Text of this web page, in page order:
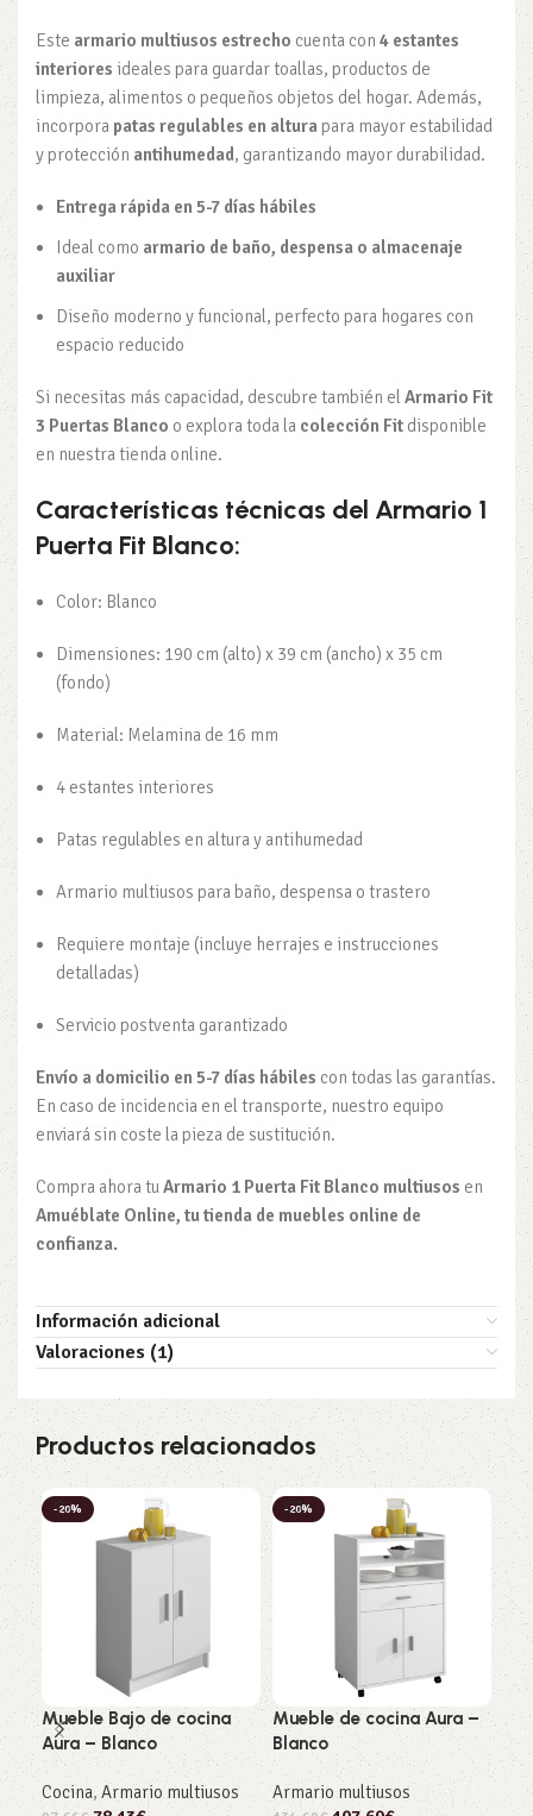
Este armario multiusos estrecho cuenta con 4 estantes
interiores ideales para guardar toallas, productos de
limpieza, alimentos o pequeños objetos del hogar. Además,
incorpora patas regulables en altura para mayor estabilidad
y protección antihumedad, garantizando mayor durabilidad.
Entrega rápida en 5-7 días hábiles
Ideal como armario de baño, despensa o almacenaje
auxiliar
Diseño moderno y funcional, perfecto para hogares con
espacio reducido
Si necesitas más capacidad, descubre también elArmario Fit
3 Puertas Blanco o explora toda la colección Fit disponible
en nuestra tienda online.
Características técnicas del Armario 1
Puerta Fit Blanco:
Color: Blanco
Dimensiones: 190 cm (alto) x 39 cm (ancho) x 35 cm
(fondo)
Material: Melamina de 16 mm
4 estantes interiores
Patas regulables en altura y antihumedad
Armario multiusos para baño, despensa o trastero
Requiere montaje (incluye herrajes e instrucciones
detalladas)
Servicio postventa garantizado
Envío a domicilio en 5-7 días hábiles con todas las garantías.
En caso de incidencia en el transporte, nuestro equipo
enviará sin coste la pieza de sustitución.
Compra ahora tuArmario 1 Puerta Fit Blanco multiusos en
Amuéblate Online, tu tienda de muebles online de
confianza.
Información adicional
Valoraciones (1)
Productos relacionados
-20%
Mueble Bajo de cocina
Aura – Blanco
Cocina, Armario multiusos
-20%
Mueble de cocina Aura –
Blanco
Armario multiusos
-